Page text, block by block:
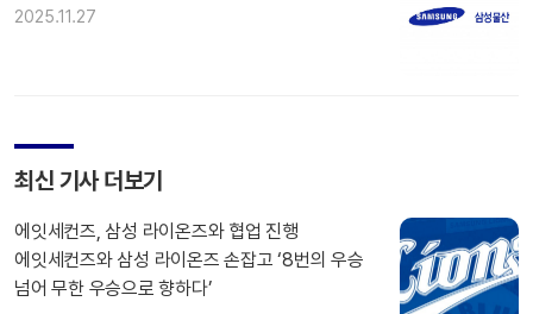
2025.11.27
최신 기사 더보기
에잇세컨즈, 삼성 라이온즈와 협업 진행
에잇세컨즈와 삼성 라이온즈 손잡고 ‘8번의 우승
넘어 무한 우승으로 향하다’